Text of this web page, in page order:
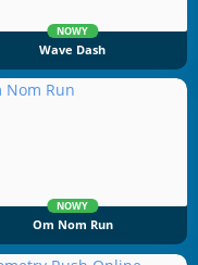
NOWY
Wave Dash
NOWY
Om Nom Run